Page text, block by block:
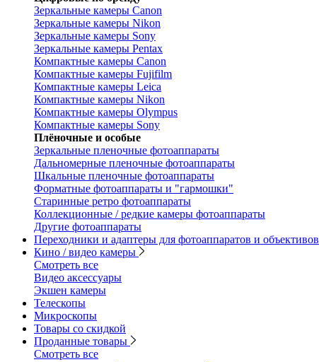
Зеркальные камеры Canon
Зеркальные камеры Nikon
Зеркальные камеры Sony
Зеркальные камеры Pentax
Компактные камеры Canon
Компактные камеры Fujifilm
Компактные камеры Leica
Компактные камеры Nikon
Компактные камеры Olympus
Компактные камеры Sony
Плёночные и особые
Зеркальные пленочные фотоаппараты
Дальномерные пленочные фотоаппараты
Шкальные пленочные фотоаппараты
Форматные фотоаппараты и "гармошки"
Старинные ретро фотоаппараты
Коллекционные / редкие камеры фотоаппараты
Другие фотоаппараты
Переходники и адаптеры для фотоаппаратов и объективов
Кино / видео камеры
Смотреть все
Видео аксессуары
Экшен камеры
Телескопы
Микроскопы
Товары со скидкой
Проданные товары
Смотреть все